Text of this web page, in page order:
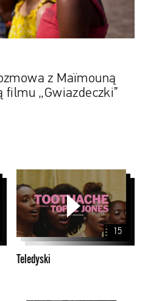
z Maïmouną
filmu „Gwiazdeczki”
15
Teledyski